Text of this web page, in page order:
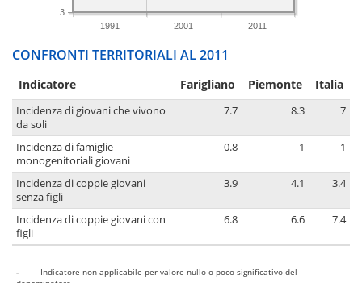
1991 2001 2011
3
CONFRONTI TERRITORIALI AL 2011
Indicatore Farigliano Piemonte Italia
Incidenza di giovani che vivono
da soli
7.7 8.3 7
Incidenza di famiglie
monogenitoriali giovani
0.8 1 1
Incidenza di coppie giovani
senza figli
3.9 4.1 3.4
Incidenza di coppie giovani con
figli
6.8 6.6 7.4
-
Indicatore non applicabile per valore nullo o poco significativo del